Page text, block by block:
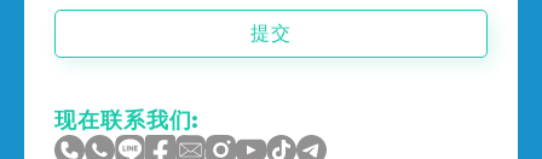
提交
现在联系我们: